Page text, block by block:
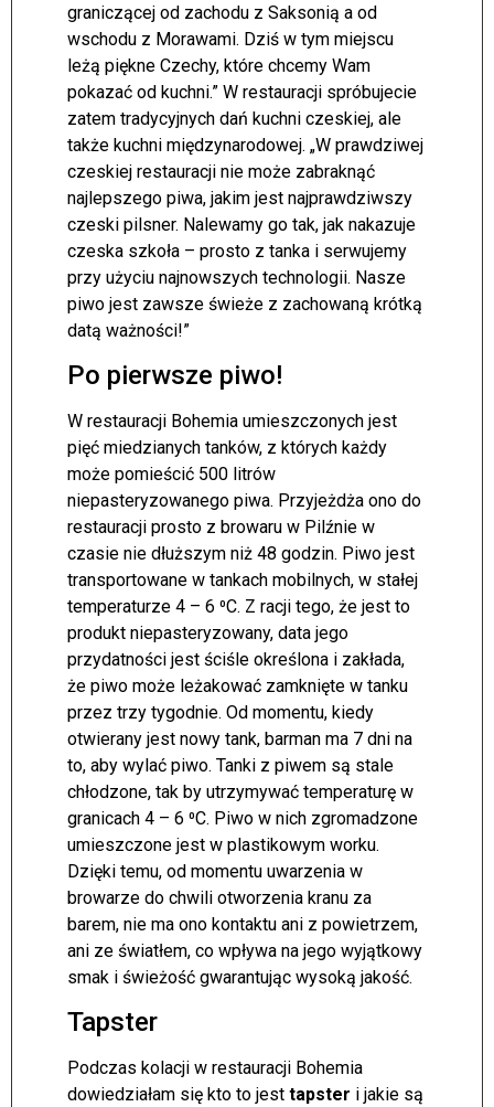
graniczącej od zachodu z Saksonią a od
wschodu z Morawami. Dziś w tym miejscu
leżą piękne Czechy, które chcemy Wam
pokazać od kuchni.” W restauracji spróbujecie
zatem tradycyjnych dań kuchni czeskiej, ale
także kuchni międzynarodowej. „W prawdziwej
czeskiej restauracji nie może zabraknąć
najlepszego piwa, jakim jest najprawdziwszy
czeski pilsner. Nalewamy go tak, jak nakazuje
czeska szkoła – prosto z tanka i serwujemy
przy użyciu najnowszych technologii. Nasze
piwo jest zawsze świeże z zachowaną krótką
datą ważności!”
Po pierwsze piwo!
W restauracji Bohemia umieszczonych jest
pięć miedzianych tanków, z których każdy
może pomieścić 500 litrów
niepasteryzowanego piwa. Przyjeżdża ono do
restauracji prosto z browaru w Pilźnie w
czasie nie dłuższym niż 48 godzin. Piwo jest
transportowane w tankach mobilnych, w stałej
temperaturze 4 – 6 ⁰C. Z racji tego, że jest to
produkt niepasteryzowany, data jego
przydatności jest ściśle określona i zakłada,
że piwo może leżakować zamknięte w tanku
przez trzy tygodnie. Od momentu, kiedy
otwierany jest nowy tank, barman ma 7 dni na
to, aby wylać piwo. Tanki z piwem są stale
chłodzone, tak by utrzymywać temperaturę w
granicach 4 – 6 ⁰C. Piwo w nich zgromadzone
umieszczone jest w plastikowym worku.
Dzięki temu, od momentu uwarzenia w
browarze do chwili otworzenia kranu za
barem, nie ma ono kontaktu ani z powietrzem,
ani ze światłem, co wpływa na jego wyjątkowy
smak i świeżość gwarantując wysoką jakość.
Tapster
Podczas kolacji w restauracji Bohemia
dowiedziałam się kto to jest tapster i jakie są